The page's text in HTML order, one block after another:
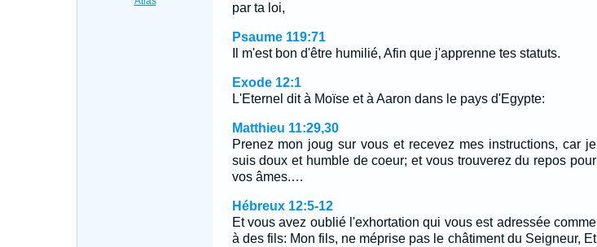
par ta loi,
Psaume 119:71
Il m'est bon d'être humilié, Afin que j'apprenne tes statuts.
Exode 12:1
L'Eternel dit à Moïse et à Aaron dans le pays d'Egypte:
Matthieu 11:29,30
Prenez mon joug sur vous et recevez mes instructions, car je
suis doux et humble de coeur; et vous trouverez du repos pour
vos âmes.…
Hébreux 12:5-12
Et vous avez oublié l'exhortation qui vous est adressée comme
à des fils: Mon fils, ne méprise pas le châtiment du Seigneur, Et